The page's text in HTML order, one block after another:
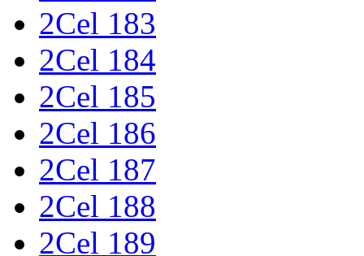
2Cel 183
2Cel 184
2Cel 185
2Cel 186
2Cel 187
2Cel 188
2Cel 189